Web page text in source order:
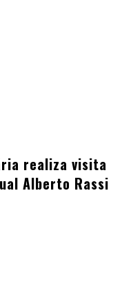
realiza visita
Alberto Rassi